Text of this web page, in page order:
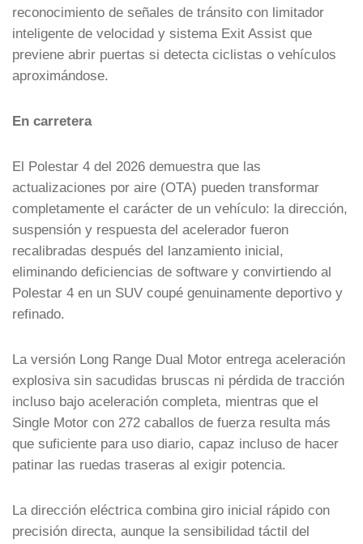
reconocimiento de señales de tránsito con limitador
inteligente de velocidad y sistema Exit Assist que
previene abrir puertas si detecta ciclistas o vehículos
aproximándose.
En carretera
El Polestar 4 del 2026 demuestra que las
actualizaciones por aire (OTA) pueden transformar
completamente el carácter de un vehículo: la dirección,
suspensión y respuesta del acelerador fueron
recalibradas después del lanzamiento inicial,
eliminando deficiencias de software y convirtiendo al
Polestar 4 en un SUV coupé genuinamente deportivo y
refinado.
La versión Long Range Dual Motor entrega aceleración
explosiva sin sacudidas bruscas ni pérdida de tracción
incluso bajo aceleración completa, mientras que el
Single Motor con 272 caballos de fuerza resulta más
que suficiente para uso diario, capaz incluso de hacer
patinar las ruedas traseras al exigir potencia.
La dirección eléctrica combina giro inicial rápido con
precisión directa, aunque la sensibilidad táctil del